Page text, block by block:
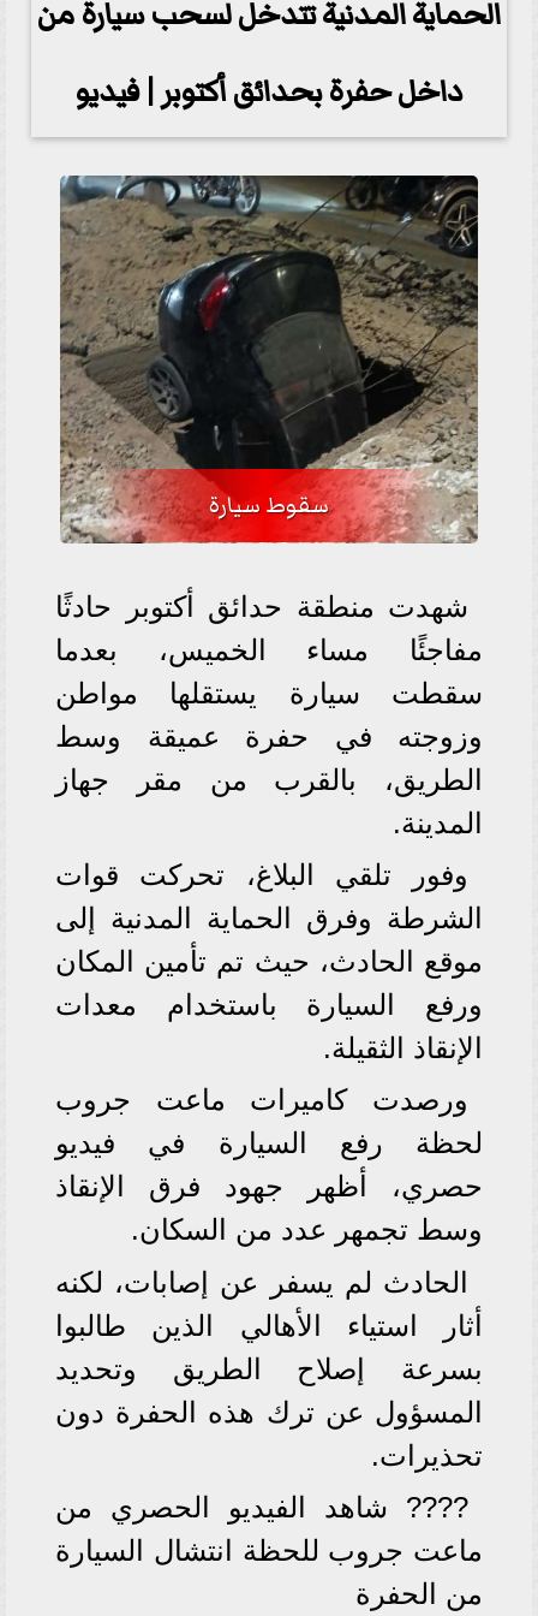
الحماية المدنية تتدخل لسحب سيارة من
داخل حفرة بحدائق أكتوبر | فيديو
سقوط سيارة
شهدت منطقة حدائق أكتوبر حادثًا
مفاجئًا مساء الخميس، بعدما
سقطت سيارة يستقلها مواطن
وزوجته في حفرة عميقة وسط
الطريق، بالقرب من مقر جهاز
المدينة.
وفور تلقي البلاغ، تحركت قوات
الشرطة وفرق الحماية المدنية إلى
موقع الحادث، حيث تم تأمين المكان
ورفع السيارة باستخدام معدات
الإنقاذ الثقيلة.
ورصدت كاميرات ماعت جروب
لحظة رفع السيارة في فيديو
حصري، أظهر جهود فرق الإنقاذ
وسط تجمهر عدد من السكان.
الحادث لم يسفر عن إصابات، لكنه
أثار استياء الأهالي الذين طالبوا
بسرعة إصلاح الطريق وتحديد
المسؤول عن ترك هذه الحفرة دون
تحذيرات.
???? شاهد الفيديو الحصري من
ماعت جروب للحظة انتشال السيارة
من الحفرة